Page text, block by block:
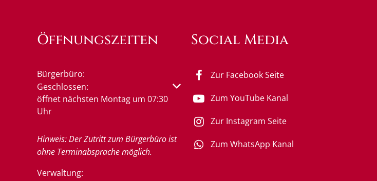
Öffnungszeiten
Bürgerbüro:
Klicken, um weitere Öffnungs- oder Schließzeiten auszublenden
Geschlossen:
öffnet nächsten Montag um 07:30
Uhr
Hinweis: Der Zutritt zum Bürgerbüro ist
ohne Terminabsprache möglich.
Verwaltung:
Social Media
Zur Facebook Seite
Zum YouTube Kanal
Zur Instagram Seite
Zum WhatsApp Kanal